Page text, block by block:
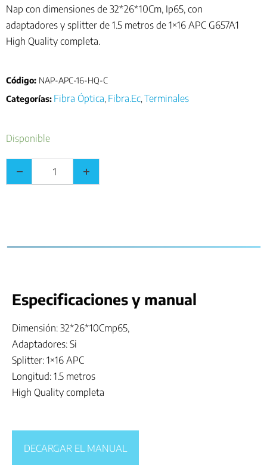
Nap con dimensiones de 32*26*10Cm, Ip65, con
adaptadores y splitter de 1.5 metros de 1×16 APC G657A1
High Quality completa.
Código: NAP-APC-16-HQ-C
Categorías: Fibra Óptica Fibra.Ec Terminales
Disponible
Especificaciones y manual
Dimensión: 32*26*10Cmp65,
Adaptadores: Si
Splitter: 1×16 APC
Longitud: 1.5 metros
High Quality completa
DECARGAR EL MANUAL